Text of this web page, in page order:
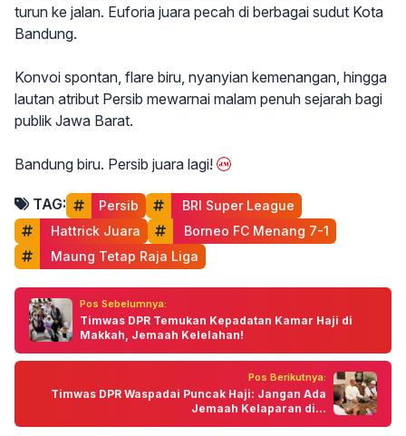
turun ke jalan. Euforia juara pecah di berbagai sudut Kota
Bandung.
Konvoi spontan, flare biru, nyanyian kemenangan, hingga
lautan atribut Persib mewarnai malam penuh sejarah bagi
publik Jawa Barat.
Bandung biru. Persib juara lagi!
TAG: Persib
BRI Super League
Hattrick Juara
Borneo FC Menang 7-1
Maung Tetap Raja Liga
Pos Sebelumnya:
Timwas DPR Temukan Kepadatan Kamar Haji di
Makkah, Jemaah Kelelahan!
Pos Berikutnya:
Timwas DPR Waspadai Puncak Haji: Jangan Ada
Jemaah Kelaparan di...